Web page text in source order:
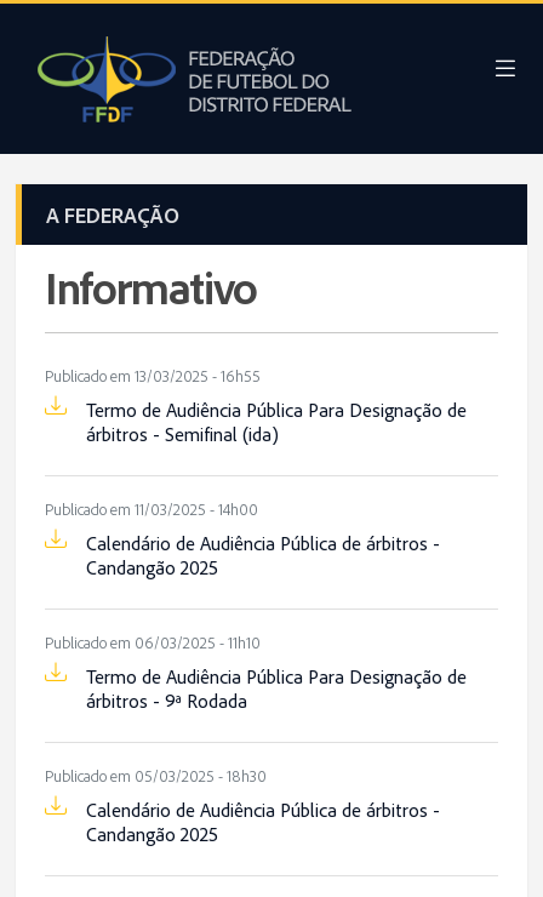
A FEDERAÇÃO
Informativo
Publicado em 13/03/2025 - 16h55
Termo de Audiência Pública Para Designação de
árbitros - Semifinal (ida)
Publicado em 11/03/2025 - 14h00
Calendário de Audiência Pública de árbitros -
Candangão 2025
Publicado em 06/03/2025 - 11h10
Termo de Audiência Pública Para Designação de
árbitros - 9ª Rodada
Publicado em 05/03/2025 - 18h30
Calendário de Audiência Pública de árbitros -
Candangão 2025